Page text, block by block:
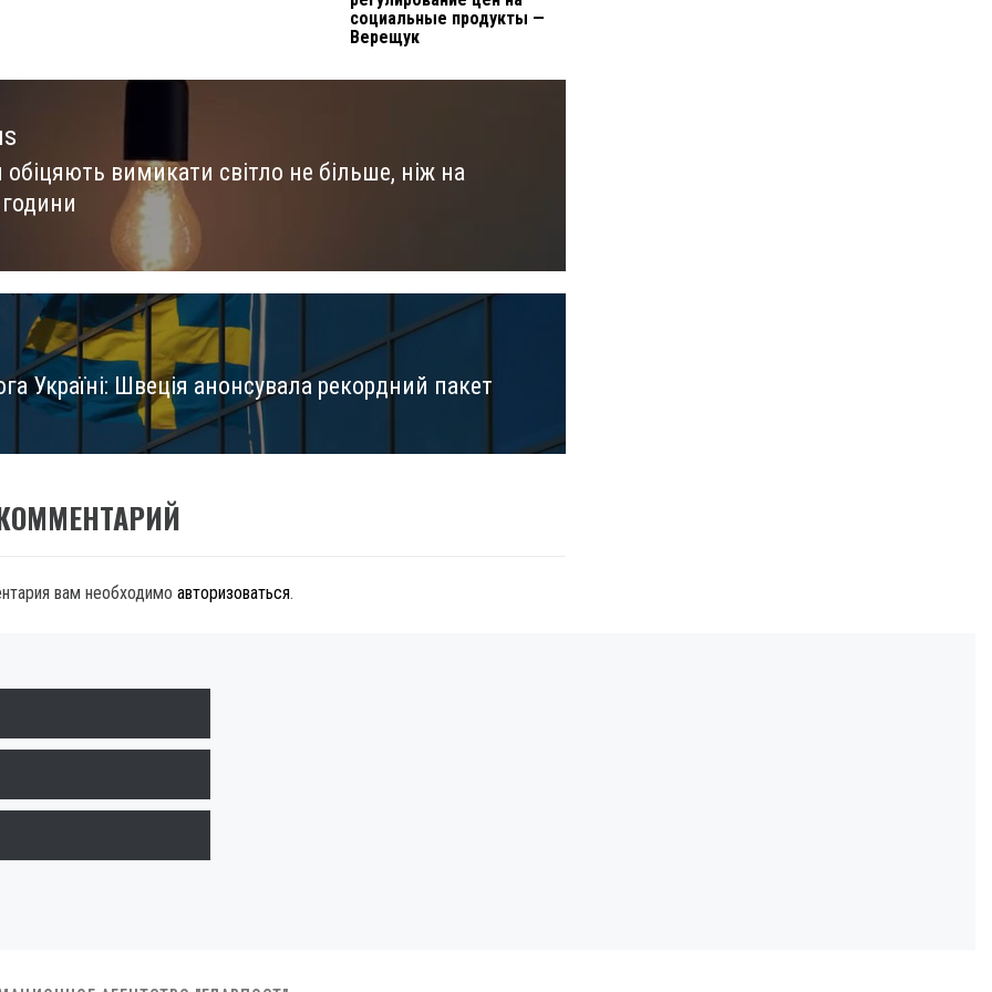
социальные продукты —
Верещук
вимикати світло не більше, ніж на
Україні: Швеція анонсувала рекордний пакет
вам необходимо авторизоваться.